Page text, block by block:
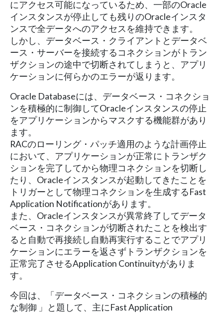
にアクセス可能になっているため、一部のOracle
インスタンスが停止しても残りのOracleインスタ
ンスで全データへのアクセスを維持できます。
しかし、データベース・クライアントとデータベ
ース・サーバーを接続するコネクションがトラン
ザクションの途中で切断されてしまうと、アプリ
ケーションに何らかのエラーが返ります。
Oracle Databaseには、データベース・コネクショ
ンを積極的に制御してOracleインスタンスの停止
をアプリケーションからマスクする機能群があり
ます。
RACのローリング・パッチ適用のような計画停止
において、アプリケーションが正常にトランザク
ションを完了してから物理コネクションを切断し
たり、Oracleインスタンスが起動してきたことを
トリガーとして物理コネクションを生成するFast
Application Notificationがあります。
また、Oracleインスタンスが異常終了してデータ
ベース・コネクションが切断されたことを検出す
ると自動で再接続し自動再実行することでアプリ
ケーションにエラーを返さずトランザクションを
正常完了させるApplication Continuityがありま
す。
今回は、「データベース・コネクションの積極的
な制御 」と題して、主にFast Application